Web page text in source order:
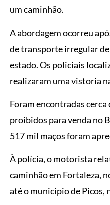
um caminhão.
A abordagem ocorreu
de transporte irregular
estado. Os policiais
realizaram uma vistoria
Foram encontradas cerca
proibidos para venda no
517 mil maços foram
À polícia, o motorista
caminhão em Fortaleza,
até o município de Picos,